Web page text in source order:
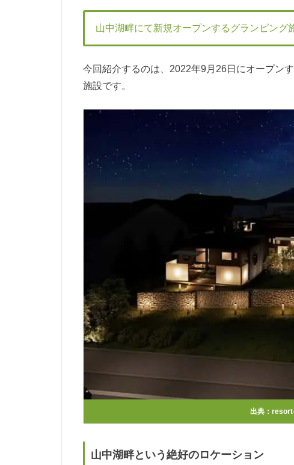
山中湖畔にて新規オープンするグランピング
今回紹介するのは、2022年9月26日にオープン
施設です。
出典：
山中湖畔という絶好のロケーション